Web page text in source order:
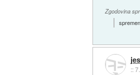
Zgodovina
::